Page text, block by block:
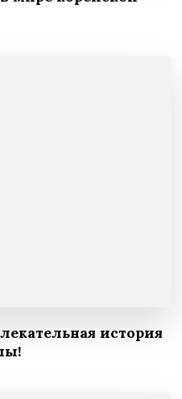
история